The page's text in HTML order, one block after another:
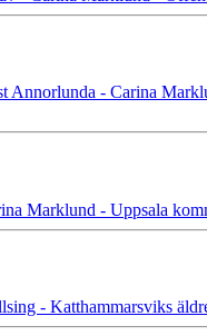
Annorlunda - Carina
Marklund - Uppsala
- Katthammarsviks